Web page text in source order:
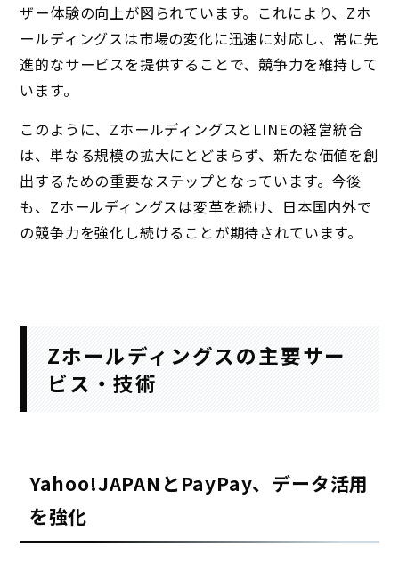
ザー体験の向上が図られています。これにより、Zホ
ールディングスは市場の変化に迅速に対応し、常に先
進的なサービスを提供することで、競争力を維持して
います。
このように、ZホールディングスとLINEの経営統合
は、単なる規模の拡大にとどまらず、新たな価値を創
出するための重要なステップとなっています。今後
も、Zホールディングスは変革を続け、日本国内外で
の競争力を強化し続けることが期待されています。
Zホールディングスの主要サー
ビス・技術
Yahoo!JAPANとPayPay、データ活用
を強化